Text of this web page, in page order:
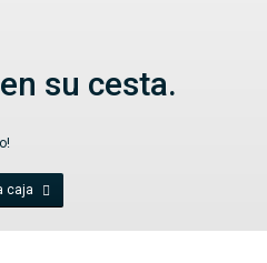
su cesta.
caja